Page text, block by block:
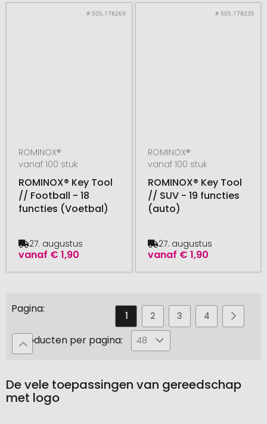
# 505.178269
ROMINOX®
vanaf 100 stuk
ROMINOX® Key Tool
// Football - 18
functies (Voetbal)
vanaf € 1,90
27. augustus
# 505.178235
ROMINOX®
vanaf 100 stuk
ROMINOX® Key Tool
// SUV - 19 functies
(auto)
vanaf € 1,90
27. augustus
Pagina
U
leest
momenteel
1 Pagina
2 Pagina
3 Pagina
4 Pagina
5
Producten per pagina: 48
De vele toepassingen van gereedschap
met logo